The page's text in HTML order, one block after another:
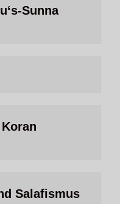
Sunna
Salafismus